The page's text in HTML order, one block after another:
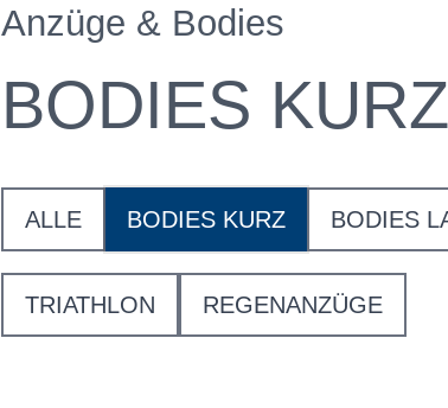
Anzüge & Bodies
BODIES KURZ
ALLE BODIES KURZ BODIES
TRIATHLON REGENANZÜGE